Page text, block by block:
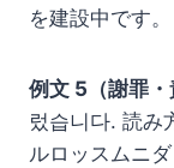
を建設中です。
例文 5（謝罪・
렀습니다. 読み
ルロッスムニ